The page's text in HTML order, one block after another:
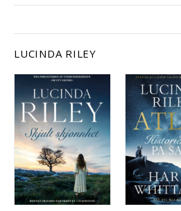
LUCINDA RILEY